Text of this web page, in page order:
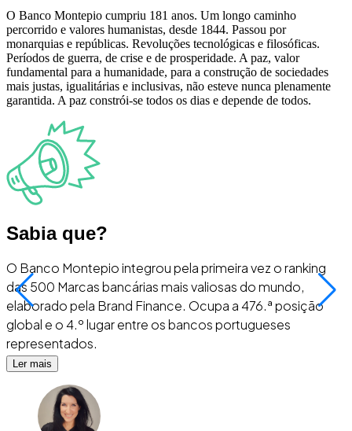
O Banco Montepio cumpriu 181 anos. Um longo caminho
percorrido e valores humanistas, desde 1844. Passou por
monarquias e repúblicas. Revoluções tecnológicas e filosóficas.
Períodos de guerra, de crise e de prosperidade. A paz, valor
fundamental para a humanidade, para a construção de sociedades
mais justas, igualitárias e inclusivas, não esteve nunca plenamente
garantida. A paz constrói-se todos os dias e depende de todos.
Sabia que?
O Banco Montepio integrou pela primeira vez o ranking
das 500 Marcas bancárias mais valiosas do mundo,
elaborado pela Brand Finance. Ocupa a 476.ª posição
global e o 4.º lugar entre os bancos portugueses
representados.
Ler mais